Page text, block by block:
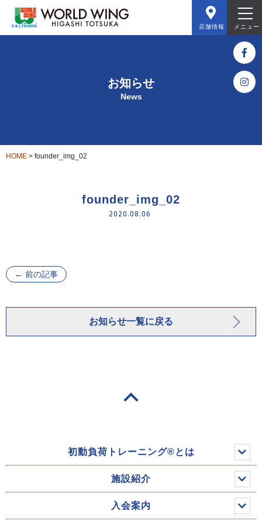
メニュー
店舗情報
お知らせ
News
HOME > founder_img_02
founder_img_02
2020.08.06
← 前の記事
お知らせ一覧に戻る
初動負荷トレーニング®とは
施設紹介
入会案内